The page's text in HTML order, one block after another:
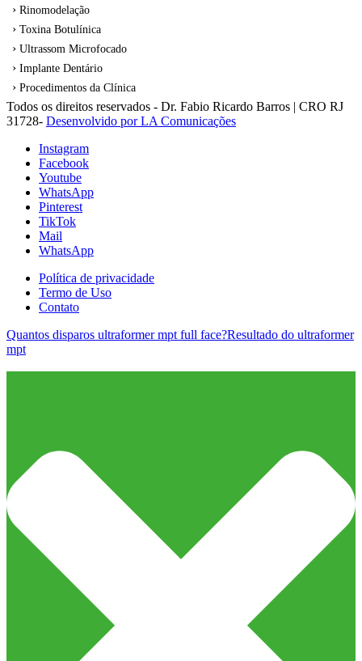
Rinomodelação
Toxina Botulínica
Ultrassom Microfocado
Implante Dentário
Procedimentos da Clínica
Todos os direitos reservados - Dr. Fabio Ricardo Barros | CRO RJ
31728- Desenvolvido por LA Comunicações
Instagram
Facebook
Youtube
WhatsApp
Pinterest
TikTok
Mail
WhatsApp
Política de privacidade
Termo de Uso
Contato
Quantos disparos ultraformer mpt full face?Resultado do ultraformer
mpt